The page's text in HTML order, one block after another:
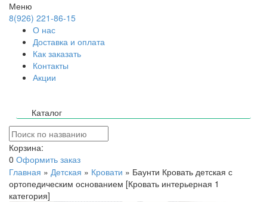
Меню
8(926) 221-86-15
О нас
Доставка и оплата
Как заказать
Контакты
Акции
Каталог
Корзина:
0 Оформить заказ
Главная » Детская » Кровати » Баунти Кровать детская с
ортопедическим основанием [Кровать интерьерная 1
категория]